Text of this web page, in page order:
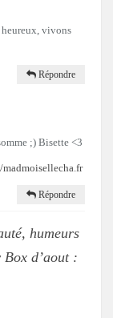
vivons
Répondre
;) Bisette <3
Répondre
humeurs
d’aout :